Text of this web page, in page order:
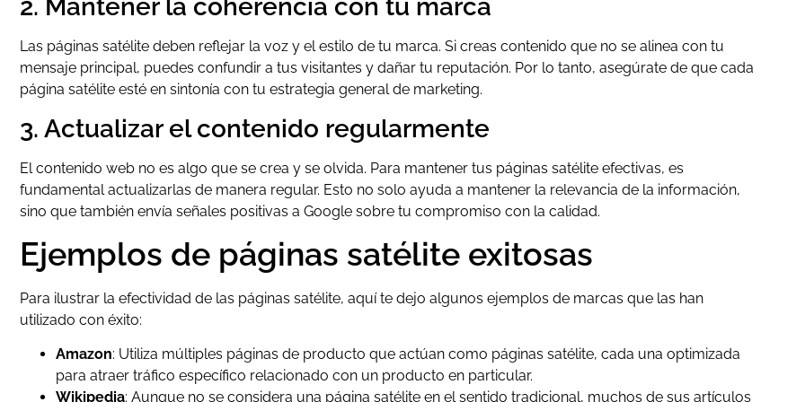
2. Mantener la coherencia con tu marca
Las páginas satélite deben reflejar la voz y el estilo de tu marca. Si creas contenido que no se alinea con tu
mensaje principal, puedes confundir a tus visitantes y dañar tu reputación. Por lo tanto, asegúrate de que cada
página satélite esté en sintonía con tu estrategia general de marketing.
3. Actualizar el contenido regularmente
El contenido web no es algo que se crea y se olvida. Para mantener tus páginas satélite efectivas, es
fundamental actualizarlas de manera regular. Esto no solo ayuda a mantener la relevancia de la información,
sino que también envía señales positivas a Google sobre tu compromiso con la calidad.
Ejemplos de páginas satélite exitosas
Para ilustrar la efectividad de las páginas satélite, aquí te dejo algunos ejemplos de marcas que las han
utilizado con éxito:
Amazon: Utiliza múltiples páginas de producto que actúan como páginas satélite, cada una optimizada
para atraer tráfico específico relacionado con un producto en particular.
Wikipedia: Aunque no se considera una página satélite en el sentido tradicional, muchos de sus artículos